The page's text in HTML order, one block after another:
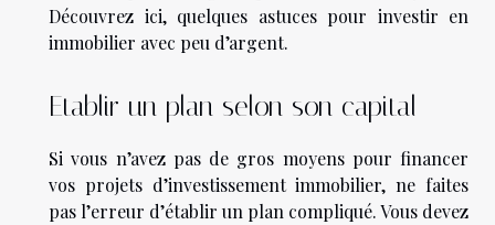
Découvrez ici, quelques astuces pour investir en
immobilier avec peu d’argent.
Etablir un plan selon son capital
Si vous n’avez pas de gros moyens pour financer
vos projets d’investissement immobilier, ne faites
pas l’erreur d’établir un plan compliqué. Vous devez